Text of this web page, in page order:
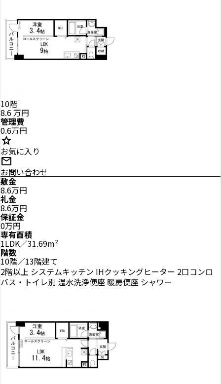
10階
8.6万円
管理費
0.6万円
star
お気に入り
mail
お問い合わせ
敷金
8.6万円
礼金
8.6万円
保証金
0万円
専有面積
1LDK／31.69m²
階数
10階／13階建て
2階以上 システムキッチン IHクッキングヒーター 2口コンロ
バス・トイレ別 温水洗浄便座 暖房便座 シャワー